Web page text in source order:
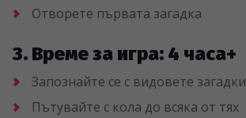
Отворете първата загадка
3. Време за игра: 4 часа+
Запознайте се с видовете загадки
Пътувайте с кола до всяка от тях